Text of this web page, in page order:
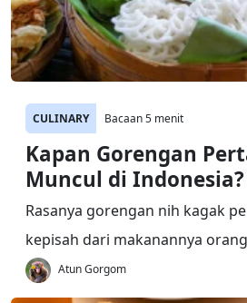
CULINARY Bacaan 5 menit
Kapan Gorengan
Muncul di Indonesia?
Rasanya gorengan nih kagak
kepisah dari makanannya
Atun Gorgom